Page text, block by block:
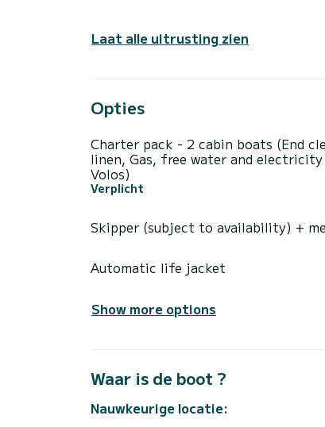
Laat alle uitrusting zien
Opties
Charter pack - 2 cabin boats (End
linen, Gas, free water and
Volos)
Verplicht
Skipper (subject to availability) +
Automatic life jacket
Show more options
Waar is de boot ?
Nauwkeurige locatie: